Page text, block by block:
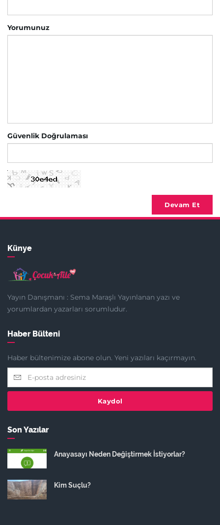
Yorumunuz
Güvenlik Doğrulaması
Devam Et
Künye
Yayın Danışmanı : Sema Maraşlı Yayınlanan yazı ve
yorumlardan yazarları sorumludur.
Haber Bülteni
Haber bültenimize abone olun. Yeni yazıları kaçırmayın.
Kaydol
Son Yazılar
Anayasayı Neden Değiştirmek İstiyorlar?
Kim Suçlu?